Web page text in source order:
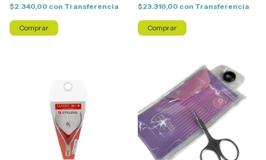
$2.340,00 con Transferencia $23.310,00 con Transferencia